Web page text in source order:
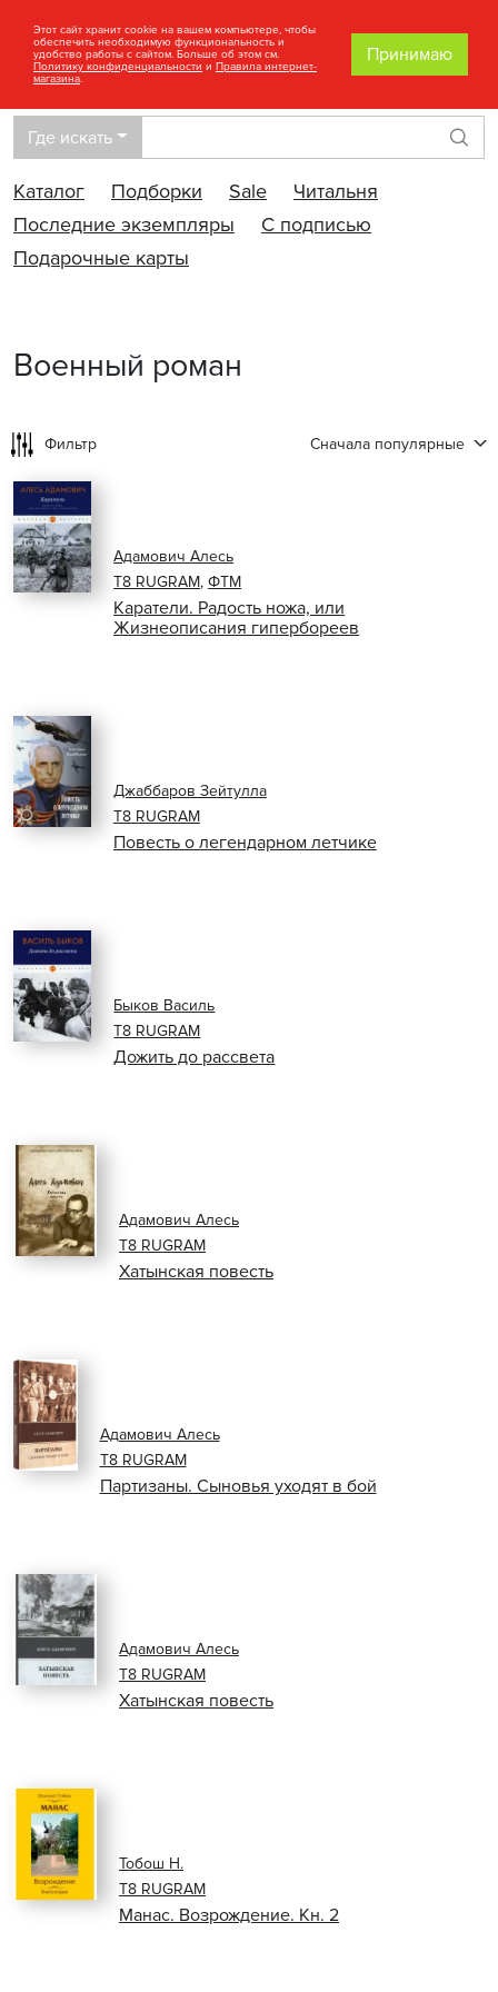
Где искать
Каталог
Подборки Sale
Читальня
Последние экземпляры
С подписью
Подарочные карты
Военный роман
Фильтр Сначала популярные
Каратели. Радость ножа, или
Жизнеописания гипербореев
Адамович Алесь
Т8 RUGRAM,ФТМ
Повесть о легендарном летчике
Джаббаров Зейтулла
Т8 RUGRAM
Дожить до рассвета
Быков Василь
Т8 RUGRAM
Хатынская повесть
Адамович Алесь
Т8 RUGRAM
Партизаны. Сыновья уходят в бой
Адамович Алесь
Т8 RUGRAM
Хатынская повесть
Адамович Алесь
Т8 RUGRAM
Манас. Возрождение. Кн. 2
Тобош Н.
Т8 RUGRAM
Этот сайт хранит cookie на вашем компьютере, чтобы
обеспечить необходимую функциональность и
удобство работы с сайтом. Больше об этом см.
Политику конфиденциальности и Правила интернет-
магазина.
Принимаю